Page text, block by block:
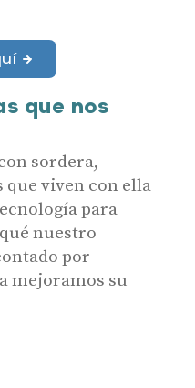
que nos
sordera,
que viven con ella
para
nuestro
por
mejoramos su